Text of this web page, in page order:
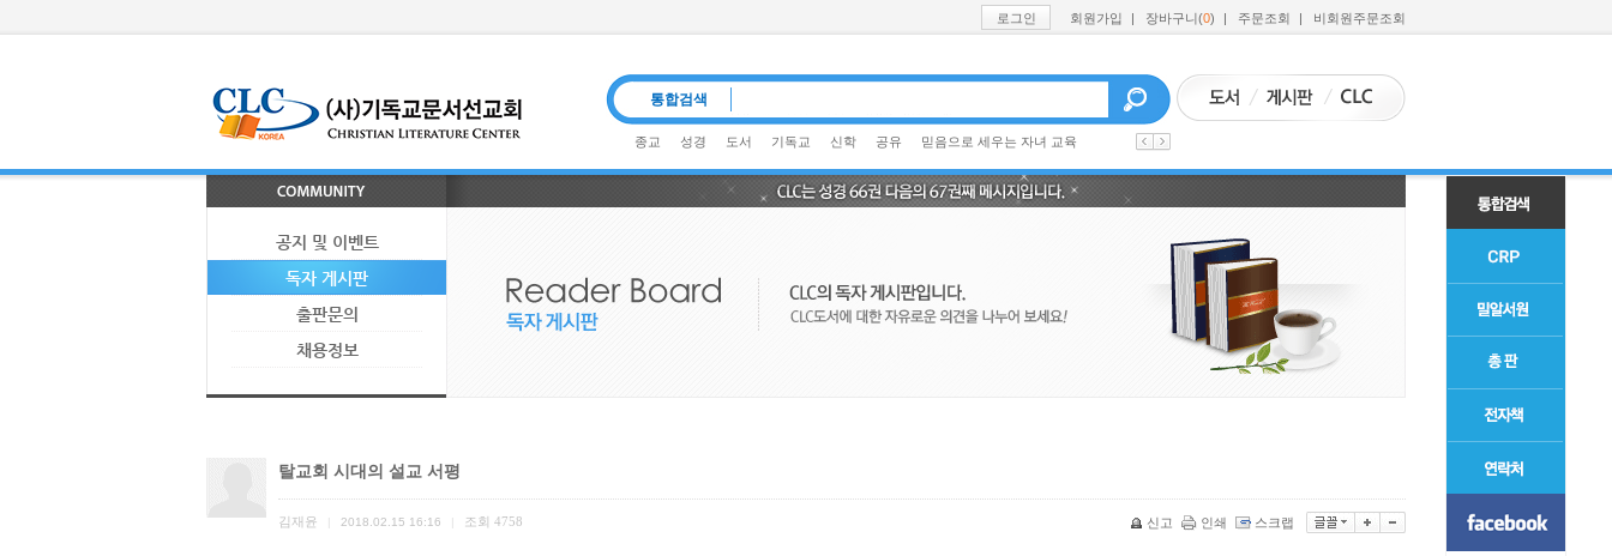
로그인 회원가입 | 장바구니(0) | 주문조회 | 비회원주문조회
통합검색
종교 성경 도서 기독교 신학 공유 믿음으로 세우는 자녀 교육
공지 및 이벤트
독자 게시판
출판문의
채용정보
탈교회 시대의 설교 서평
김재윤 2018.02.15 16:16 조회 4758 신고 인쇄 스크랩